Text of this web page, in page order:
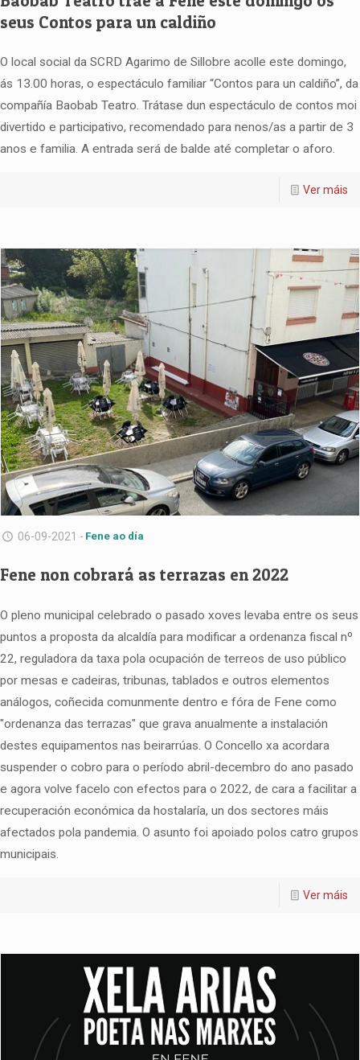
seus Contos para un caldiño
O local social da SCRD Agarimo de Sillobre acolle este domingo,
ás 13.00 horas, o espectáculo familiar “Contos para un caldiño”, da
compañía Baobab Teatro. Trátase dun espectáculo de contos moi
divertido e participativo, recomendado para nenos/as a partir de 3
anos e familia. A entrada será de balde até completar o aforo.
Ver máis
06-09-2021 - Fene ao día
Fene non cobrará as terrazas en 2022
O pleno municipal celebrado o pasado xoves levaba entre os seus
puntos a proposta da alcaldía para modificar a ordenanza fiscal nº
22, reguladora da taxa pola ocupación de terreos de uso público
por mesas e cadeiras, tribunas, tablados e outros elementos
análogos, coñecida comunmente dentro e fóra de Fene como
"ordenanza das terrazas" que grava anualmente a instalación
destes equipamentos nas beirarrúas. O Concello xa acordara
suspender o cobro para o período abril-decembro do ano pasado
e agora volve facelo con efectos para o 2022, de cara a facilitar a
recuperación económica da hostalaría, un dos sectores máis
afectados pola pandemia. O asunto foi apoiado polos catro grupos
municipais.
Ver máis